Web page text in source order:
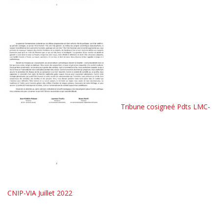
Tribune cosigneé Pdts LMC-
CNIP-VIA Juillet 2022